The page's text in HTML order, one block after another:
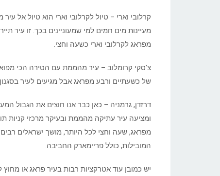
קרלובי וארי – טיול לקרלובי וארי הוא טיול אל
מעיינות מים חמים למי שמעוניינים בכך. זו עיר
מפראג לקרלובי וארי כשעה וחצי.
צ'סקי קרומלוב – עיר מהממת עם הטירה הכי
של כשעתיים ורבע מפראג אבל מגיעים לעיר
דרזדן, גרמניה – כאן כבר אנו חוצים את הגבול
ומציעה עיר עתיקה מהממת ובעיקר מרכזי קניות
מפראג, שעה וחצי לכל היותר, מושך ישראלים רבים
המובילות, כולל פריימארק החביבה.
יש כמובן עוד אטרקציות רבות בעיר פראג או